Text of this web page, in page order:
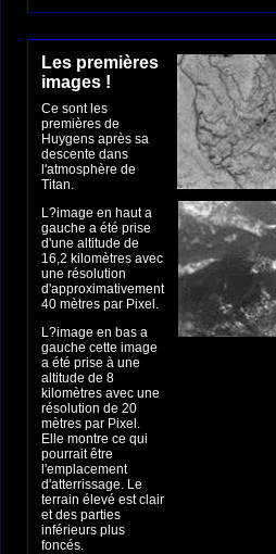
Les premières
images !
Ce sont les
premières de
Huygens après sa
descente dans
l'atmosphère de
Titan.
L?image en haut a
gauche a été prise
d'une altitude de
16,2 kilomètres avec
une résolution
d'approximativement
40 mètres par Pixel.
L?image en bas a
gauche cette image
a été prise à une
altitude de 8
kilomètres avec une
résolution de 20
mètres par Pixel.
Elle montre ce qui
pourrait être
l'emplacement
d'atterrissage. Le
terrain élevé est clair
et des parties
inférieurs plus
foncés.